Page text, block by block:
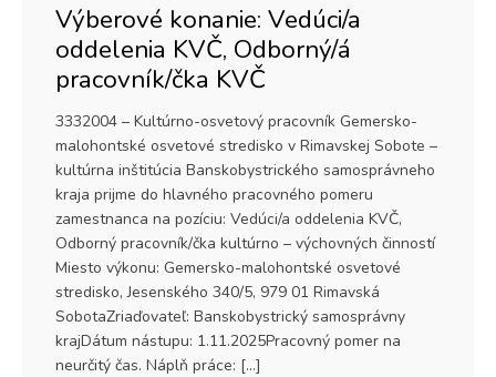
Výberové konanie: Vedúci/a
oddelenia KVČ, Odborný/á
pracovník/čka KVČ
3332004 – Kultúrno-osvetový pracovník Gemersko-
malohontské osvetové stredisko v Rimavskej Sobote –
kultúrna inštitúcia Banskobystrického samosprávneho
kraja prijme do hlavného pracovného pomeru
zamestnanca na pozíciu: Vedúci/a oddelenia KVČ,
Odborný pracovník/čka kultúrno – výchovných činností
Miesto výkonu: Gemersko-malohontské osvetové
stredisko, Jesenského 340/5, 979 01 Rimavská
SobotaZriaďovateľ: Banskobystrický samosprávny
krajDátum nástupu: 1.11.2025Pracovný pomer na
neurčitý čas. Náplň práce: […]